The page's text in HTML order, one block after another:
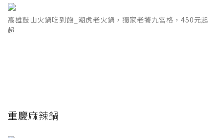
高雄鼓山火鍋吃到飽_潮虎老火鍋，獨家老饕九宮格，450元起
超
重慶麻辣鍋